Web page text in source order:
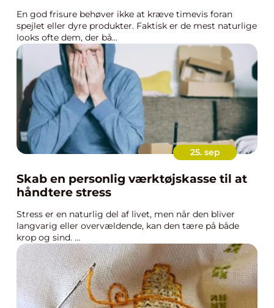
En god frisure behøver ikke at kræve timevis foran
spejlet eller dyre produkter. Faktisk er de mest naturlige
looks ofte dem, der bå...
25. sep
Skab en personlig værktøjskasse til at
håndtere stress
Stress er en naturlig del af livet, men når den bliver
langvarig eller overvældende, kan den tære på både
krop og sind. ...